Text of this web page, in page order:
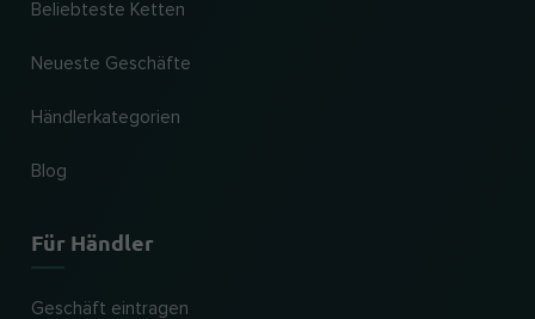
Beliebteste Ketten
Neueste Geschäfte
Händlerkategorien
Blog
Für Händler
Geschäft eintragen